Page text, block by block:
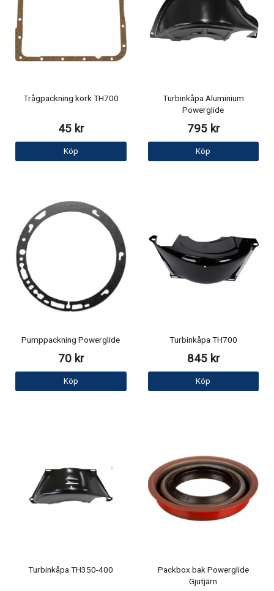
Trågpackning kork TH700
45 kr
Köp
Turbinkåpa Aluminium
Powerglide
795 kr
Köp
Pumppackning Powerglide
70 kr
Köp
Turbinkåpa TH700
845 kr
Köp
Turbinkåpa TH350-400
Packbox bak Powerglide
Gjutjärn